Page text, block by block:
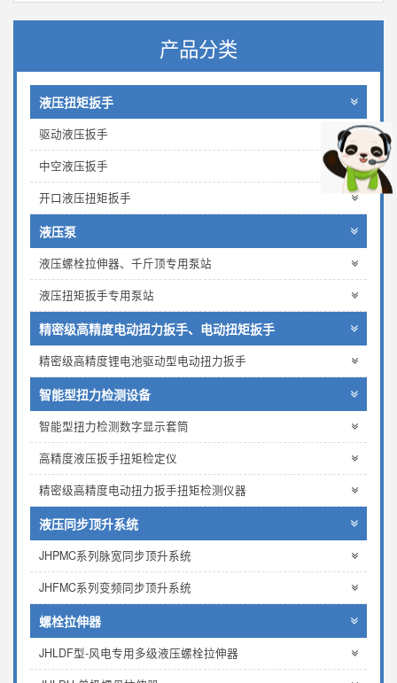
产品分类
液压扭矩扳手
驱动液压扳手
中空液压扳手
开口液压扭矩扳手
液压泵
液压螺栓拉伸器、千斤顶专用泵站
液压扭矩扳手专用泵站
精密级高精度电动扭力扳手、电动扭矩扳手
精密级高精度锂电池驱动型电动扭力扳手
智能型扭力检测设备
智能型扭力检测数字显示套筒
高精度液压扳手扭矩检定仪
精密级高精度电动扭力扳手扭矩检测仪器
液压同步顶升系统
JHPMC系列脉宽同步顶升系统
JHFMC系列变频同步顶升系统
螺栓拉伸器
JHLDF型-风电专用多级液压螺栓拉伸器